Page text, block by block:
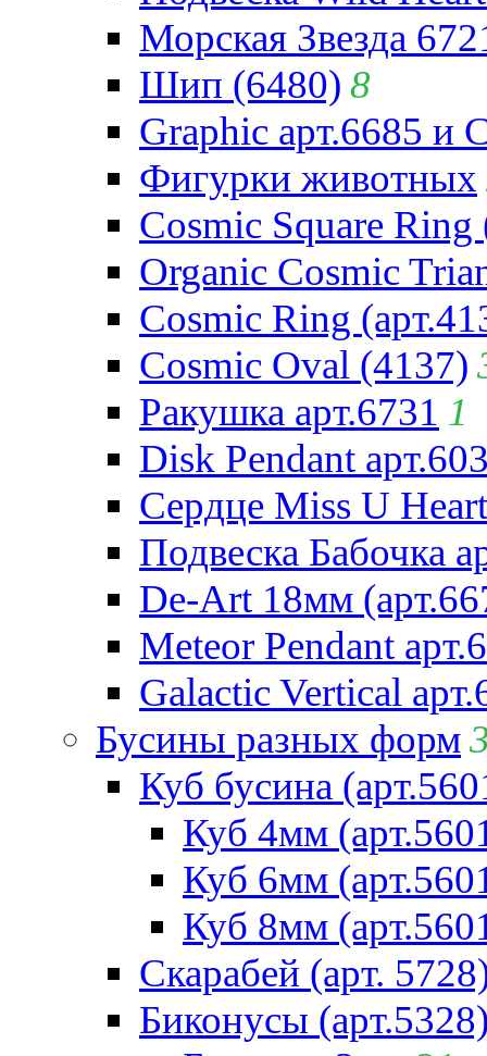
Морская Звезда
Шип (6480) 8
Graphic арт.6685 и
Фигурки животных
Cosmic Square Ring
Organic Cosmic
Cosmic Ring
Cosmic Oval (4137)
Ракушка арт.6731 1
Disk Pendant
Сердце Miss U
Подвеска Бабочка
De-Art 18мм
Meteor Pendant
Galactic Vertical
Бусины разных форм
Куб бусина
Куб 4мм
Куб 6мм
Куб 8мм
Скарабей (арт.
Биконусы